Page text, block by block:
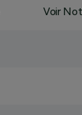
Voir